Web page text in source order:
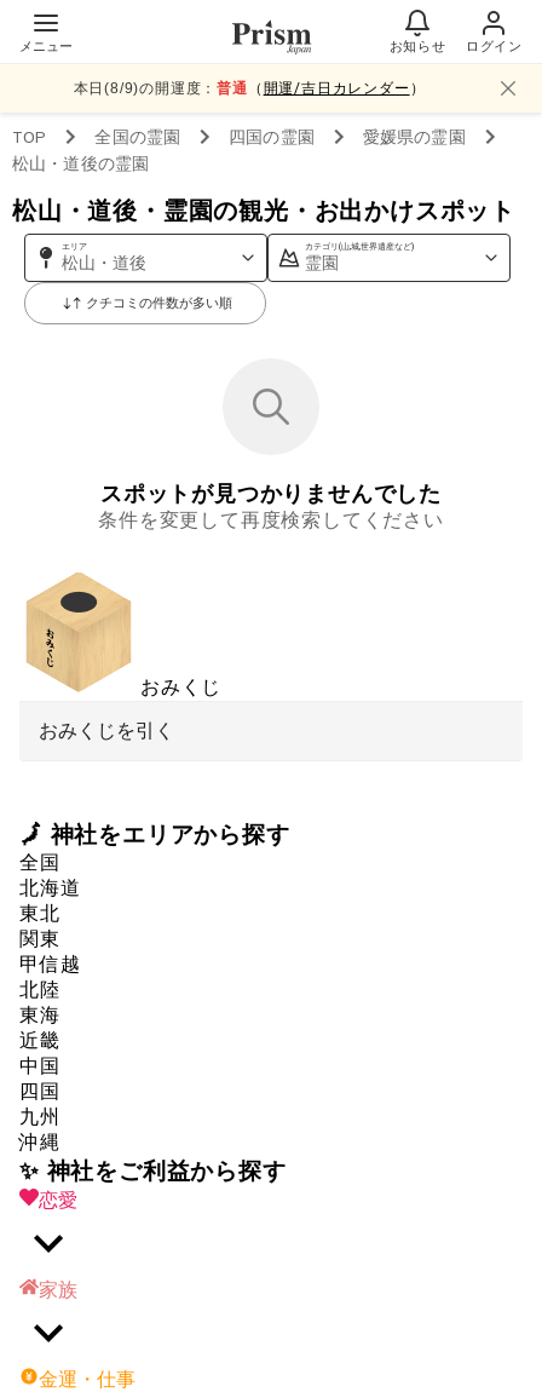
メニュー お知らせ ログイン
本日(8/9)の開運度：普通 （ 開運/吉日カレンダー ）
TOP 全国の霊園 四国の霊園 愛媛県の霊園
松山・道後の霊園
松山・道後・霊園の観光・お出かけスポット
エリア
松山・道後
カテゴリ(山,城,世界遺産など)
霊園
クチコミの件数が多い順
スポットが見つかりませんでした
条件を変更して再度検索してください
おみくじ
おみくじを引く
🗾 神社をエリアから探す
全国
北海道
東北
関東
甲信越
北陸
東海
近畿
中国
四国
九州
沖縄
✨ 神社をご利益から探す
恋愛
家族
金運・仕事